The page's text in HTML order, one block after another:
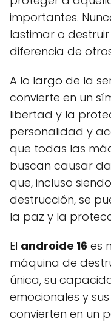
importantes.
lastimar o
diferencia de
A lo largo de la
convierte en un
libertad y la
personalidad y
que todas las
buscan causar
que, incluso
destrucción, se
la paz y la
El androide 16 es
máquina de
única, su
emocionales y
convierten en un